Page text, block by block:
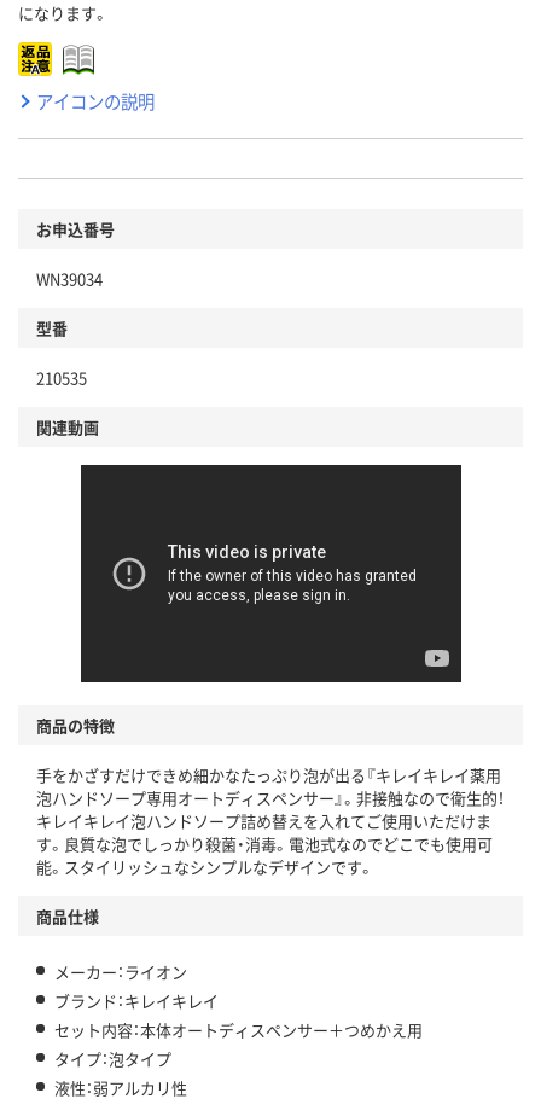
になります。
アイコンの説明
お申込番号
WN39034
型番
210535
関連動画
商品の特徴
手をかざすだけできめ細かなたっぷり泡が出る『キレイキレイ薬用
泡ハンドソープ専用オートディスペンサー』。非接触なので衛生的！
キレイキレイ泡ハンドソープ詰め替えを入れてご使用いただけま
す。良質な泡でしっかり殺菌・消毒。電池式なのでどこでも使用可
能。スタイリッシュなシンプルなデザインです。
商品仕様
メーカー：ライオン
ブランド：キレイキレイ
セット内容：本体オートディスペンサー＋つめかえ用
タイプ：泡タイプ
液性：弱アルカリ性